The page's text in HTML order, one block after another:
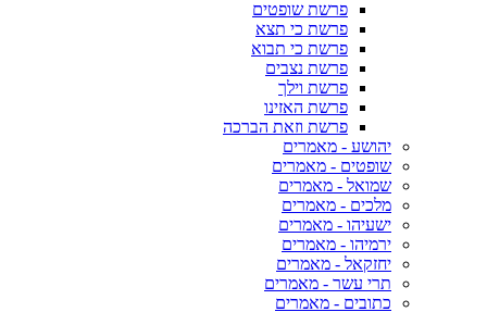
פרשת שופטים
פרשת כי תצא
פרשת כי תבוא
פרשת נצבים
פרשת וילך
פרשת האזינו
פרשת וזאת הברכה
יהושע - מאמרים
שופטים - מאמרים
שמואל - מאמרים
מלכים - מאמרים
ישעיהו - מאמרים
ירמיהו - מאמרים
יחזקאל - מאמרים
תרי עשר - מאמרים
כתובים - מאמרים